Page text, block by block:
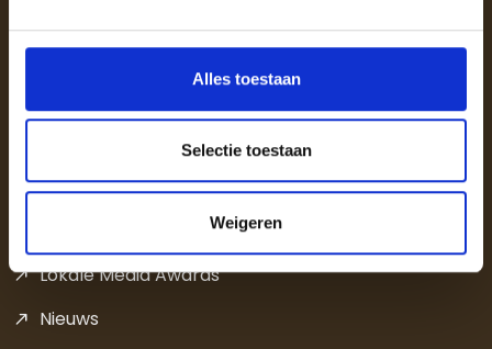
Alles toestaan
Selectie toestaan
Weigeren
(bewaren t/m sowieso 1 nov 2026)
Lokale Media Awards
Nieuws